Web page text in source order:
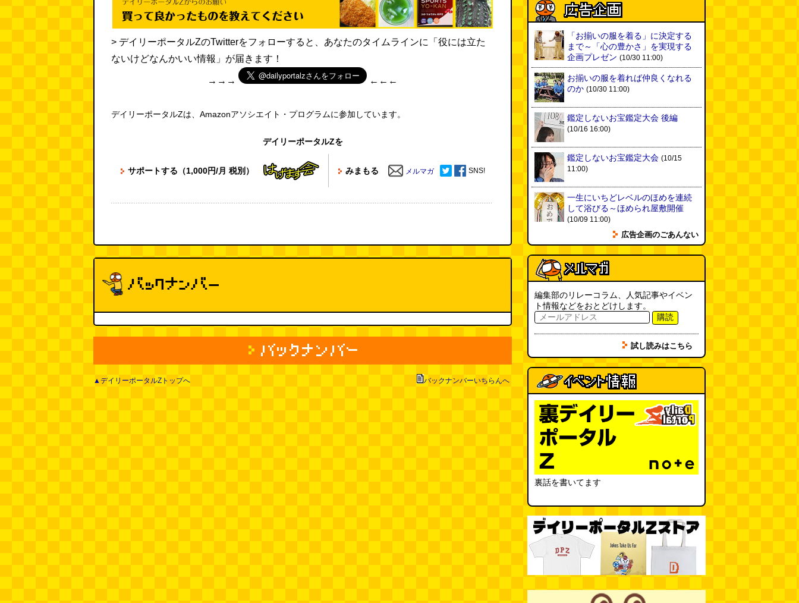
> デイリーポータルZのTwitterをフォローすると、あなたのタイムラインに「役には立た
ないけどなんかいい情報」が届きます！
→→→ ←←←
デイリーポータルZは、Amazonアソシエイト・プログラムに参加しています。
デイリーポータルZを
サポートする（1,000円/月 税別） みまもる メルマガ SNS!
▲デイリーポータルZトップへ バックナンバーいちらんへ
世田谷区民会館行きのバスは1日
「モグラ駅」で有名な土合駅……
実は真の秘境駅はお隣の湯檜曽駅
だった(ぼっちのazumiさん)
【大調査】現代人は普通に生活し
ていると一日に何曲聞くことにな
ベランダに咲いた小さな花
（2026.8.4 朝エッセイ/西村まさ
10:00)
SDカードのケチャップ和え / う
っかりデイリー 2026年8月1日号
(デイリーポータルZ) (08.03 17:00)
現役、コスモスの自販機
稿) (08.03 16:00)
取り残された木(ほり)
16:00)
「入力中…」の動きを対面の会話
(08.03 11:00)
ミンティアで汗がおさえられるの
は本当か
(べつやく れい) (08.03
11:00)
eco小（2026.8.3 朝エッセイと更
「お揃いの服を着る」に決定する
まで～「心の豊かさ」を実現する
企画プレゼン (10/30 11:00)
お揃いの服を着れば仲良くなれる
のか (10/30 11:00)
鑑定しないお宝鑑定大会 後編
(10/16 16:00)
鑑定しないお宝鑑定大会 (10/15
11:00)
一生にいちどレベルのほめを連続
して浴びる～ほめられ屋敷開催
(10/09 11:00)
広告企画のごあんない
編集部のリレーコラム、人気記事やイベン
ト情報などをおとどけします。
購読
試し読みはこちら
裏話を書いてます